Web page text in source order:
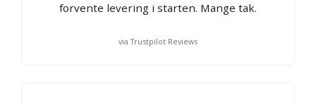
forvente levering i starten. Mange tak.
via Trustpilot Reviews